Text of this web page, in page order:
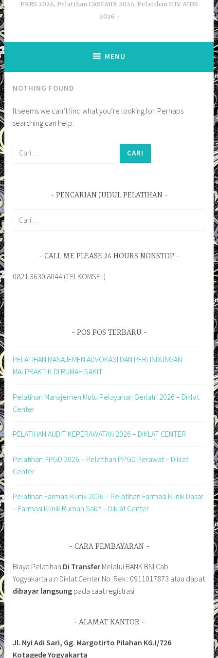
PKRS 2026, Pelatihan CASEMIX 2026, Pelatihan HIV AIDS
2026
MENU
NOTHING FOUND
It seems we can’t find what you’re looking for. Perhaps
searching can help.
PENCARIAN JUDUL PELATIHAN
CALL ME PLEASE 24 HOURS NONSTOP
0821 3630 8044 (TELKOMSEL)
POS POS TERBARU
PELATIHAN MANAJEMEN ADVOKASI DAN PERLINDUNGAN
MALPRAKTIK DI RUMAH SAKIT
Pelatihan Manajemen Mutu Pelayanan Geriatri 2026 – Diklat
Center
PELATIHAN AUDIT KEPERAWATAN 2026 – DIKLAT CENTER
Pelatihan PPGD 2026 – Pelatihan PPGD Perawat – Diklat
Center
Pelatihan Farmasi Klinik 2026 – Pelatihan Farmasi Klinik Dasar
– Farmasi Klinik Rumah Sakit – Diklat Center
CARA PEMBAYARAN
Biaya Pelatihan Di Transfer Melalui BANK BNI Cab.
Yogyakarta a.n Diklat Center No. Rek : 0911017873 atau dapat
dibayar langsung pada saat registrasi
ALAMAT KANTOR
Jl. Nyi Adi Sari, Gg. Margotirto Pilahan KG.I/726
Kotagede Yogyakarta